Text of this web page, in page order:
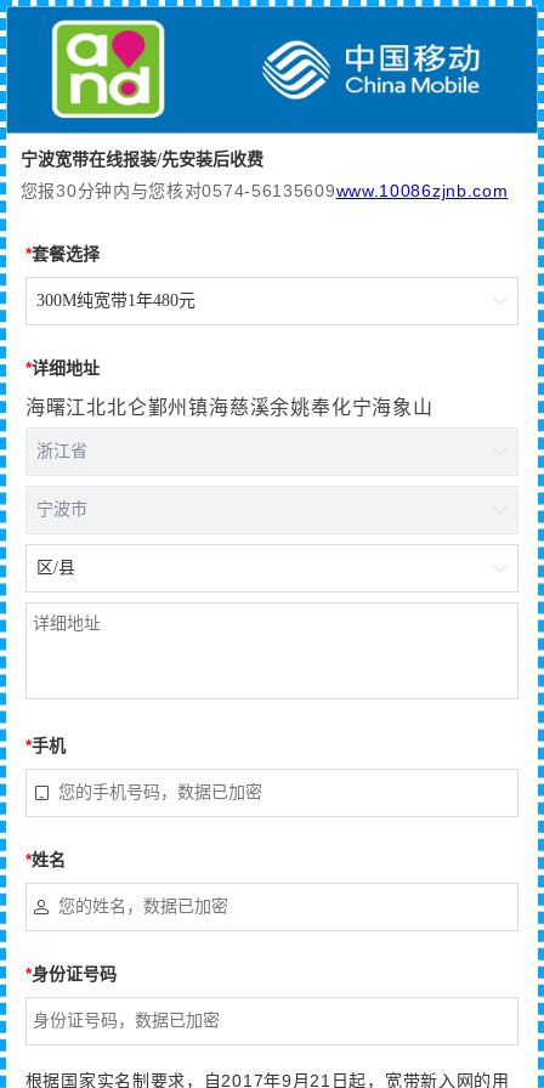
宁波宽带在线报装/先安装后收费
您报30分钟内与您核对0574-56135609www.10086zjnb.com
*套餐选择
300M纯宽带1年480元 
*详细地址
海曙江北北仑鄞州镇海慈溪余姚奉化宁海象山
浙江省
宁波市
区/县 
*手机

*姓名

*身份证号码
根据国家实名制要求，自2017年9月21日起，宽带新入网的用